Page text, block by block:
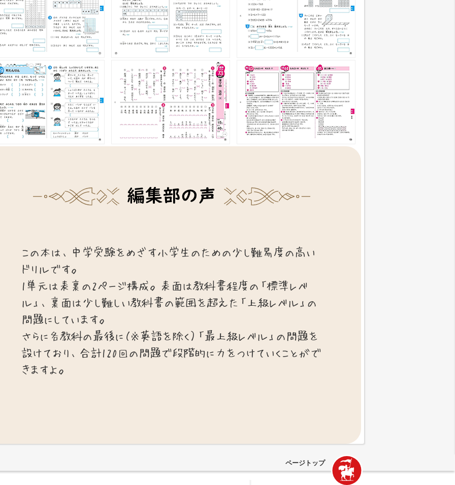
この本は、中学受験をめざす小学生のための少し難易度の高い
ドリルです。
1単元は表裏の2ページ構成。表面は教科書程度の「標準レベ
ル」、裏面は少し難しい教科書の範囲を超えた「上級レベル」の
問題にしています。
さらに各教科の最後に（※英語を除く）「最上級レベル」の問題を
設けており、合計120回の問題で段階的に力をつけていくことがで
きますよ。
ページトップ